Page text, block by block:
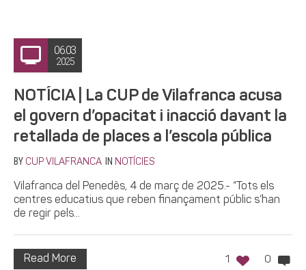
06.03
2025
NOTÍCIA | La CUP de Vilafranca acusa
el govern d’opacitat i inacció davant la
retallada de places a l’escola pública
BY CUP VILAFRANCA IN NOTÍCIES
Vilafranca del Penedès, 4 de març de 2025.- “Tots els
centres educatius que reben finançament públic s’han
de regir pels...
1 0
Read More